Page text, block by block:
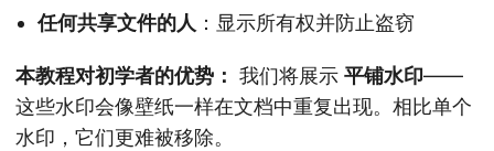
任何共享文件的人 ：显示所有权并防止盗窃
本教程对初学者的优势： 我们将展示 平铺水印——
这些水印会像壁纸一样在文档中重复出现。相比单个
水印，它们更难被移除。